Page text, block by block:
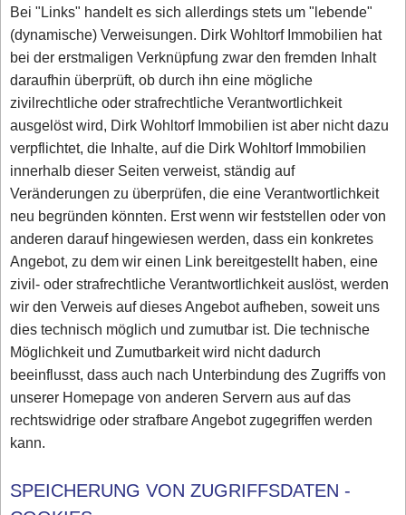
Bei "Links" handelt es sich allerdings stets um "lebende"
(dynamische) Verweisungen. Dirk Wohltorf Immobilien hat
bei der erstmaligen Verknüpfung zwar den fremden Inhalt
daraufhin überprüft, ob durch ihn eine mögliche
zivilrechtliche oder strafrechtliche Verantwortlichkeit
ausgelöst wird, Dirk Wohltorf Immobilien ist aber nicht dazu
verpflichtet, die Inhalte, auf die Dirk Wohltorf Immobilien
innerhalb dieser Seiten verweist, ständig auf
Veränderungen zu überprüfen, die eine Verantwortlichkeit
neu begründen könnten. Erst wenn wir feststellen oder von
anderen darauf hingewiesen werden, dass ein konkretes
Angebot, zu dem wir einen Link bereitgestellt haben, eine
zivil- oder strafrechtliche Verantwortlichkeit auslöst, werden
wir den Verweis auf dieses Angebot aufheben, soweit uns
dies technisch möglich und zumutbar ist. Die technische
Möglichkeit und Zumutbarkeit wird nicht dadurch
beeinflusst, dass auch nach Unterbindung des Zugriffs von
unserer Homepage von anderen Servern aus auf das
rechtswidrige oder strafbare Angebot zugegriffen werden
kann.
SPEICHERUNG VON ZUGRIFFSDATEN -